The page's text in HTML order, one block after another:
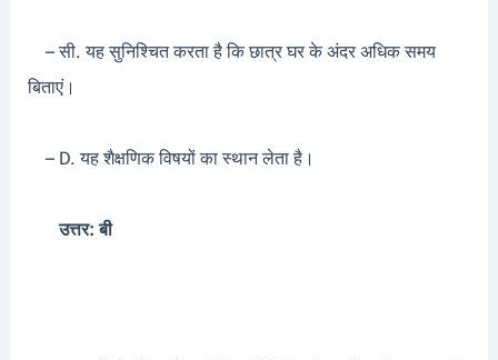
– सी. यह सुनिश्चित करता है कि छात्र घर के अंदर अधिक समय
बिताएं।
– D. यह शैक्षणिक विषयों का स्थान लेता है।
उत्तर: बी